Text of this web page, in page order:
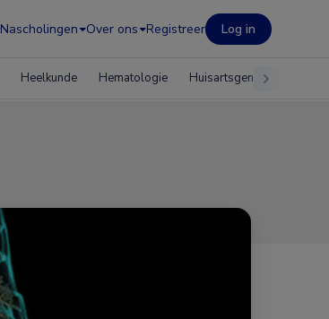
Nascholingen Over ons Registreer Log in
Heelkunde Hematologie Huisartsgeneeskunde